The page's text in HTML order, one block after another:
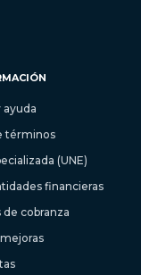
términos
(UNE)
financieras
de cobranza